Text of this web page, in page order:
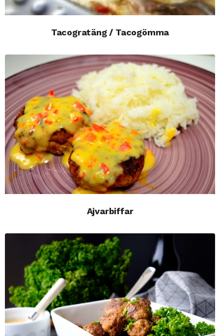
Tacogratäng / Tacogömma
Ajvarbiffar